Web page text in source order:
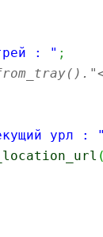
: " ;
урл : "
(